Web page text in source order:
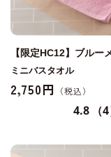
【限定HC12】ブルー
ミニバスタオル
2,750円
4.8 （4